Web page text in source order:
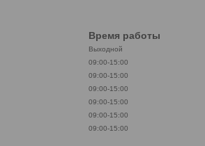
Время работы
Выходной
09:00-15:00
09:00-15:00
09:00-15:00
09:00-15:00
09:00-15:00
09:00-15:00